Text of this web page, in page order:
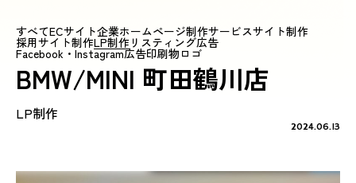
すべてECサイト企業ホームページ制作サービスサイト制作
採用サイト制作LP制作 リスティング広告
Facebook・Instagram広告印刷物ロゴ
BMW/MINI 町田鶴川店
LP制作
2024.06.13